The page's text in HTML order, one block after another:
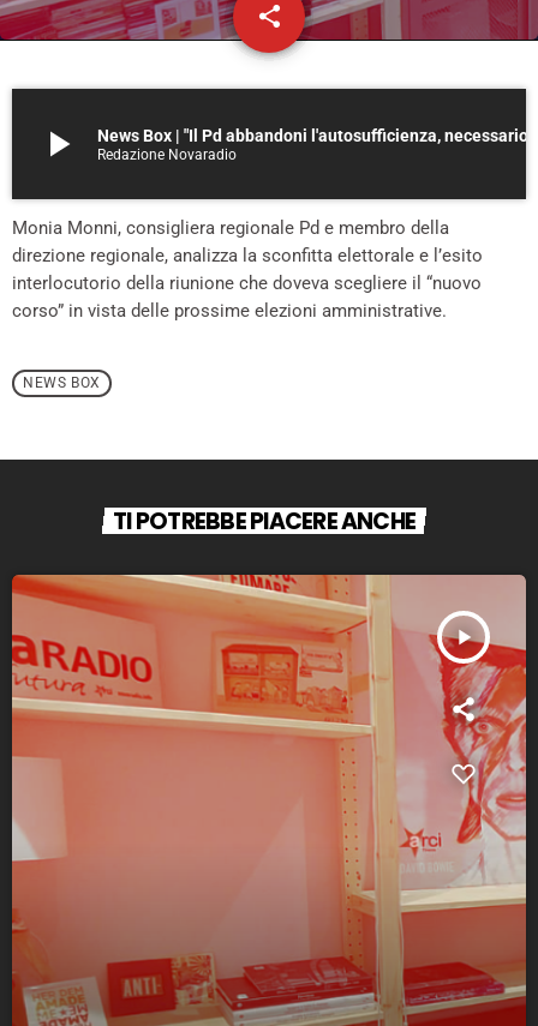
share
email
play_arrow Redazione Novaradio
Monia Monni, consigliera regionale Pd e membro della
direzione regionale, analizza la sconfitta elettorale e l’esito
interlocutorio della riunione che doveva scegliere il “nuovo
corso” in vista delle prossime elezioni amministrative.
NEWS BOX
TI POTREBBE PIACERE ANCHE
play_arrow